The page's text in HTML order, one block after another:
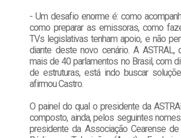
- Um desafio enorme é: como
como preparar as emissoras, como
TVs legislativas tenham apoio, e não
diante deste novo cenário. A ASTRAL,
mais de 40 parlamentos no Brasil, com
de estruturas, está indo buscar
afirmou Castro.
O painel do qual o presidente da
composto, ainda, pelos seguintes
presidente da Associação Cearense